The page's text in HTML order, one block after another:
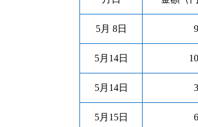
5月 8日
5月14日
5月14日
5月15日